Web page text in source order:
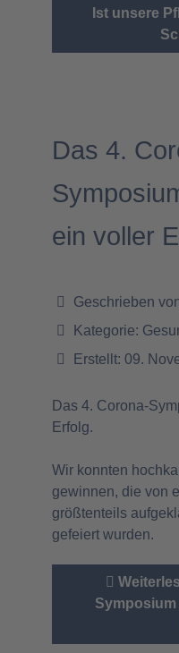
Ist unsere
Das 4.
ein voller
Geschrieben
Kategorie:
Erstellt: 09.
Das 4. Corona-
Erfolg.
Wir konnten
gewinnen, die von
größtenteils
gefeiert wurden.